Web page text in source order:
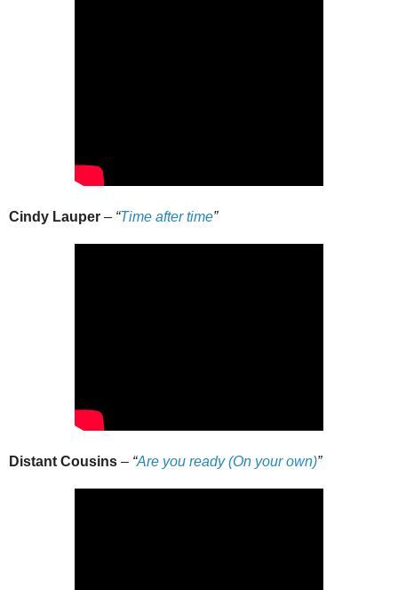
Cindy Lauper – “Time after time”
Distant Cousins – “Are you ready (On your own)”